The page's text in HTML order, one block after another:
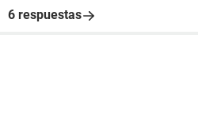
6 respuestas